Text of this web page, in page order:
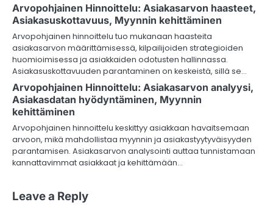
Arvopohjainen Hinnoittelu: Asiakasarvon haasteet,
Asiakasuskottavuus, Myynnin kehittäminen
Arvopohjainen hinnoittelu tuo mukanaan haasteita
asiakasarvon määrittämisessä, kilpailijoiden strategioiden
huomioimisessa ja asiakkaiden odotusten hallinnassa.
Asiakasuskottavuuden parantaminen on keskeistä, sillä se…
Arvopohjainen Hinnoittelu: Asiakasarvon analyysi,
Asiakasdatan hyödyntäminen, Myynnin
kehittäminen
Arvopohjainen hinnoittelu keskittyy asiakkaan havaitsemaan
arvoon, mikä mahdollistaa myynnin ja asiakastyytyväisyyden
parantamisen. Asiakasarvon analysointi auttaa tunnistamaan
kannattavimmat asiakkaat ja kehittämään…
Leave a Reply